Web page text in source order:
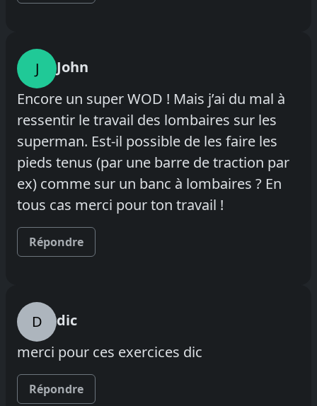
J
John
Encore un super WOD ! Mais j’ai du mal à
ressentir le travail des lombaires sur les
superman. Est-il possible de les faire les
pieds tenus (par une barre de traction par
ex) comme sur un banc à lombaires ? En
tous cas merci pour ton travail !
Répondre
D
dic
merci pour ces exercices dic
Répondre